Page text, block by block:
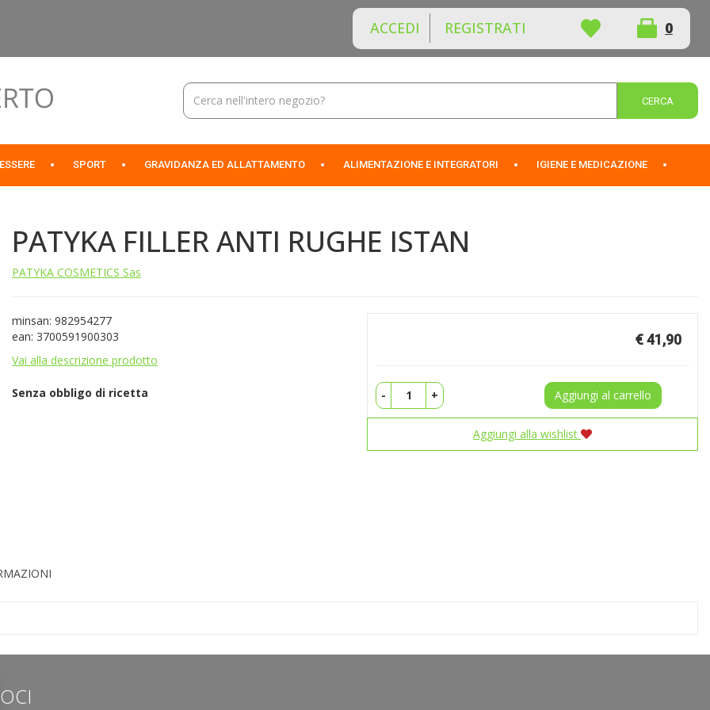
ACCEDI REGISTRATI 0
ARTICOLI
INSERITI
Cerca
Prodotto
SPORT GRAVIDANZA ED ALLATTAMENTO ALIMENTAZIONE E INTEGRATORI IGIENE E MEDICAZIONE
PATYKA FILLER ANTI RUGHE ISTAN
PATYKA COSMETICS Sas
minsan: 982954277
ean: 3700591900303
Vai alla descrizione prodotto
Senza obbligo di ricetta
€ 41,90
- + Aggiungi al carrello
Aggiungi alla wishlist